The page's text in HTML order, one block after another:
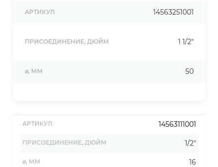
АРТИКУЛ 14563251001
ПРИСОЕДИНЕНИЕ, ДЮЙМ 1 1/2"
⌀, ММ 50
14563111001
1/2"
16